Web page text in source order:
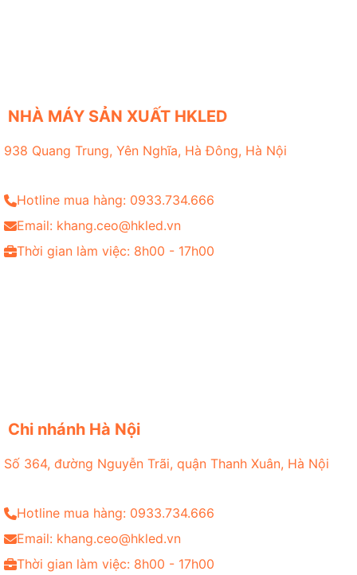
NHÀ MÁY SẢN XUẤT HKLED
938 Quang Trung, Yên Nghĩa, Hà Đông, Hà Nội
Hotline mua hàng: 0933.734.666
Email: khang.ceo@hkled.vn
Thời gian làm việc: 8h00 - 17h00
Chi nhánh Hà Nội
Số 364, đường Nguyễn Trãi, quận Thanh Xuân, Hà Nội
Hotline mua hàng: 0933.734.666
Email: khang.ceo@hkled.vn
Thời gian làm việc: 8h00 - 17h00